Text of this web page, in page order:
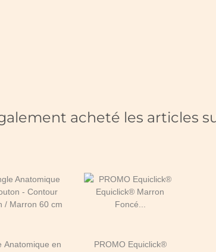
acheté les articles
Anatomique en
PROMO Equiclick®